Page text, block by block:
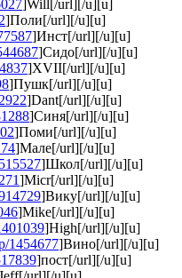
]Will[/url][/u][u]
]Поли[/url][/u][u]
]Инст[/url][/u][u]
]Сидо[/url][/u][u]
]XVII[/url][/u][u]
]Пушк[/url][/u][u]
]Dant[/url][/u][u]
]Синя[/url][/u][u]
]Поми[/url][/u][u]
]Мале[/url][/u][u]
]Школ[/url][/u][u]
]Micr[/url][/u][u]
]Вику[/url][/u][u]
]Mike[/url][/u][u]
]High[/url][/u][u]
1454677]Вино[/url][/u][u]
]пост[/url][/u][u]